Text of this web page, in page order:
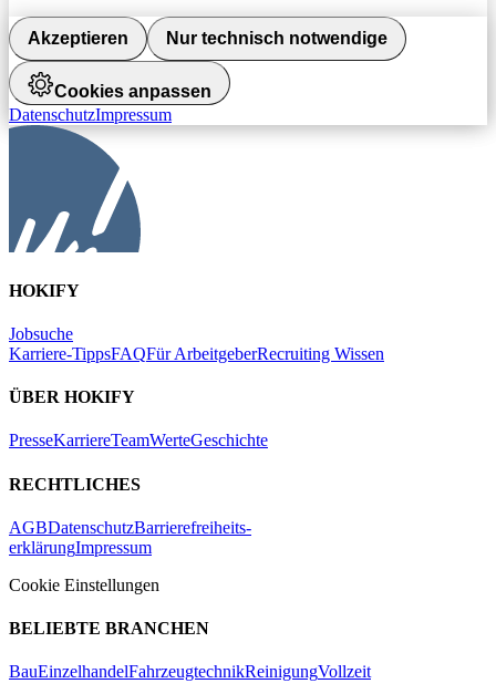
Akzeptieren Nur technisch notwendige
Cookies anpassen
DatenschutzImpressum
HOKIFY
Jobsuche
Karriere-TippsFAQFür ArbeitgeberRecruiting Wissen
ÜBER HOKIFY
PresseKarriereTeamWerteGeschichte
RECHTLICHES
AGBDatenschutzBarrierefreiheits-
erklärungImpressum
Cookie Einstellungen
BELIEBTE BRANCHEN
BauEinzelhandelFahrzeugtechnikReinigungVollzeit